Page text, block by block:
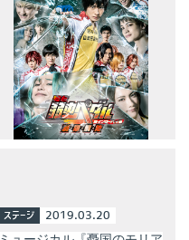
ステージ 2019.03.20